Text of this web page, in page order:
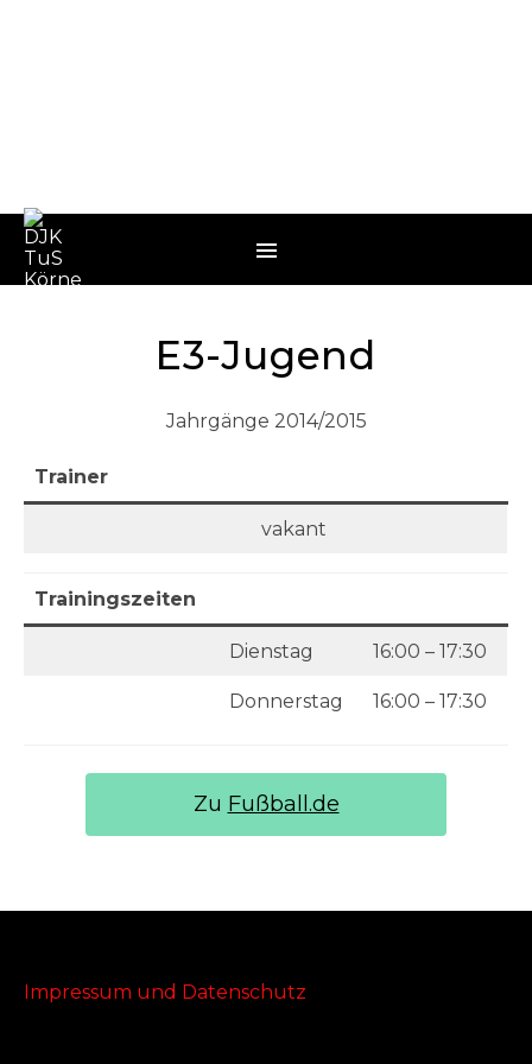
E3-Jugend
Jahrgänge 2014/2015
Trainer
vakant
Trainingszeiten
Dienstag 16:00 – 17:30
Donnerstag 16:00 – 17:30
Zu Fußball.de
Impressum und Datenschutz